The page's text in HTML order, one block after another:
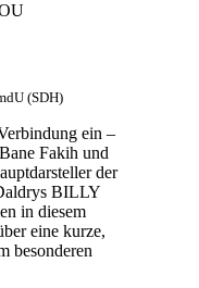
(SDH)
ein –
Fakih und
der
BILLY
in diesem
eine kurze,
besonderen